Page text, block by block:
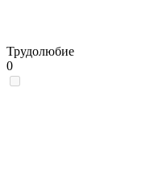
Трудолюбие
0